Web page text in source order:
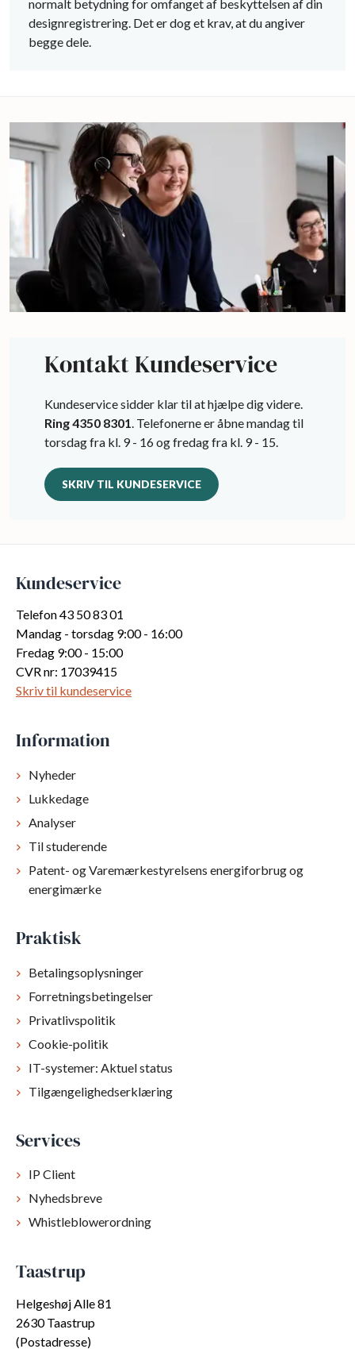
normalt betydning for omfanget af beskyttelsen af din
designregistrering. Det er dog et krav, at du angiver
begge dele.
Kontakt Kundeservice
Kundeservice sidder klar til at hjælpe dig videre.
Ring 4350 8301 . Telefonerne er åbne mandag til
torsdag fra kl. 9 - 16 og fredag fra kl. 9 - 15.
SKRIV TIL KUNDESERVICE
Kundeservice
Telefon 43 50 83 01
Mandag - torsdag 9:00 - 16:00
Fredag 9:00 - 15:00
CVR nr: 17039415
Skriv til kundeservice
Information
Nyheder
Lukkedage
Analyser
Til studerende
Patent- og Varemærkestyrelsens energiforbrug og
energimærke
Praktisk
Betalingsoplysninger
Forretningsbetingelser
Privatlivspolitik
Cookie-politik
IT-systemer: Aktuel status
Tilgængelighedserklæring
Services
IP Client
Nyhedsbreve
Whistleblowerordning
Taastrup
Helgeshøj Alle 81
2630 Taastrup
(Postadresse)